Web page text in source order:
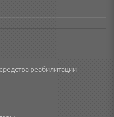
реабилитации